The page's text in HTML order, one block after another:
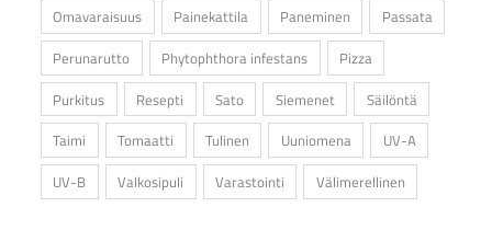
Omavaraisuus
Painekattila Paneminen
Passata
Perunarutto
Phytophthora infestans
Pizza
Purkitus
Resepti Sato Siemenet
Säilöntä
Taimi
Tomaatti Tulinen Uuniomena
UV-A
UV-B
Valkosipuli Varastointi Välimerellinen